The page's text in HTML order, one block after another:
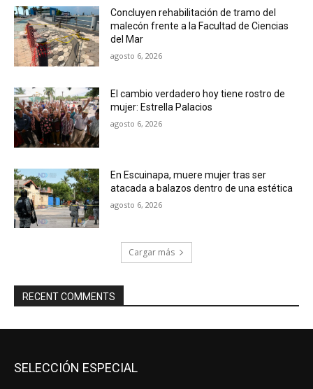
Concluyen rehabilitación de tramo del
malecón frente a la Facultad de Ciencias
del Mar
agosto 6, 2026
El cambio verdadero hoy tiene rostro de
mujer: Estrella Palacios
agosto 6, 2026
En Escuinapa, muere mujer tras ser
atacada a balazos dentro de una estética
agosto 6, 2026
Cargar más
RECENT COMMENTS
SELECCIÓN ESPECIAL